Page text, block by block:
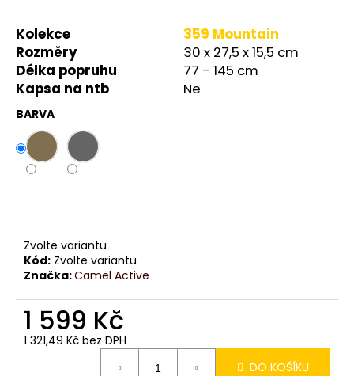
Kolekce
359 Mountain
Rozměry
30 x 27,5 x 15,5 cm
Délka popruhu
77 - 145 cm
Kapsa na ntb
Ne
BARVA
Zvolte variantu
Kód: Zvolte variantu
Značka:Camel Active
1 599 Kč
1 321,49 Kč bez DPH
DO KOŠÍKU
o
r
u
č
u
e
m